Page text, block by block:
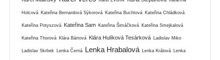
Holcová Kateřina Bernardová Sýkorová Kateřina Buchtová Kateřina Chládková
Kateřina Potyszová Kateřina Sam Kateřina Šimáčková Kateřina Smejkalová
Kateřina Thorová Klára Bártová Klára Hulíková Tesárková Ladislav Miko
Ladislav Skrbek Lenka Černá Lenka Hrabalová Lenka Králová Lenka